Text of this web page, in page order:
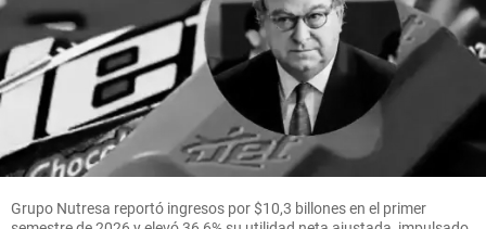
Grupo Nutresa reportó ingresos por $10,3 billones en el primer